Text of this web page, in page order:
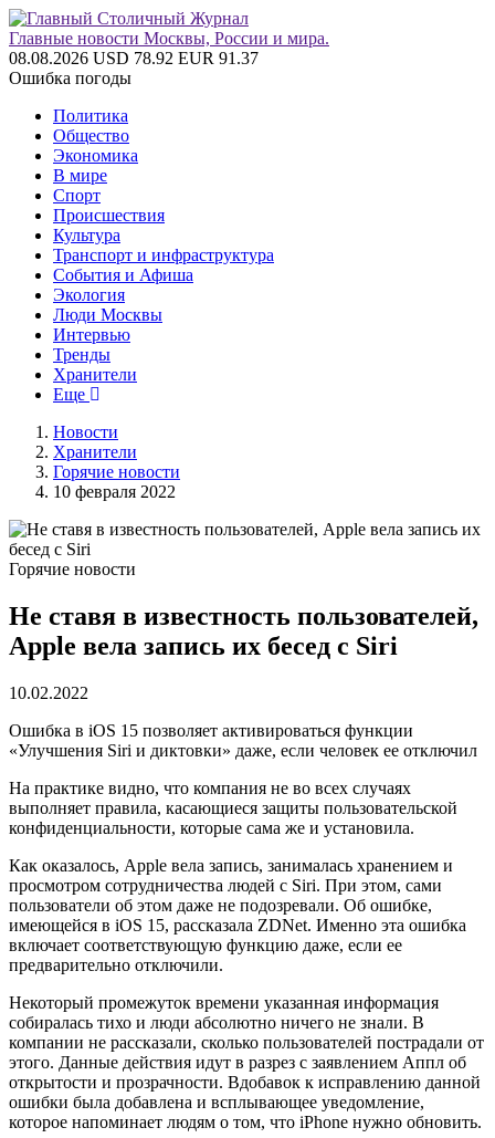
Главные новости Москвы, России и мира.
08.08.2026 USD 78.92 EUR 91.37
Ошибка погоды
Политика
Общество
Экономика
В мире
Спорт
Происшествия
Культура
Транспорт и инфраструктура
События и Афиша
Экология
Люди Москвы
Интервью
Тренды
Хранители
Еще
Новости
Хранители
Горячие новости
10 февраля 2022
Горячие новости
Не ставя в известность пользователей,
Apple вела запись их бесед с Siri
10.02.2022
Ошибка в iOS 15 позволяет активироваться функции
«Улучшения Siri и диктовки» даже, если человек ее отключил
На практике видно, что компания не во всех случаях
выполняет правила, касающиеся защиты пользовательской
конфиденциальности, которые сама же и установила.
Как оказалось, Apple вела запись, занималась хранением и
просмотром сотрудничества людей с Siri. При этом, сами
пользователи об этом даже не подозревали. Об ошибке,
имеющейся в iOS 15, рассказала ZDNet. Именно эта ошибка
включает соответствующую функцию даже, если ее
предварительно отключили.
Некоторый промежуток времени указанная информация
собиралась тихо и люди абсолютно ничего не знали. В
компании не рассказали, сколько пользователей пострадали от
этого. Данные действия идут в разрез с заявлением Аппл об
открытости и прозрачности. Вдобавок к исправлению данной
ошибки была добавлена и всплывающее уведомление,
которое напоминает людям о том, что iPhone нужно обновить.